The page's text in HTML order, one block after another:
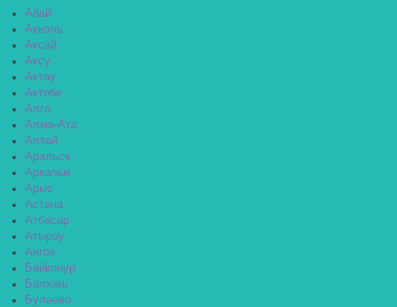
Абай
Акколь
Аксай
Аксу
Актау
Актобе
Алга
Алма-Ата
Алтай
Аральск
Аркалык
Арыс
Астана
Атбасар
Атырау
Аягоз
Байконур
Балхаш
Булаево